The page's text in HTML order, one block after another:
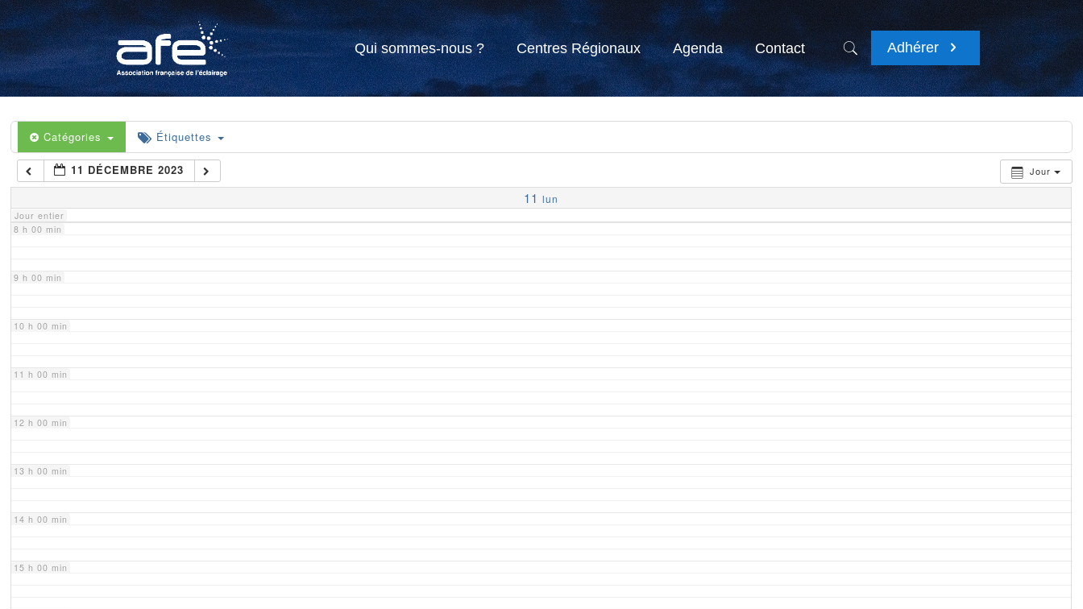
Qui sommes-nous ? Centres Régionaux Agenda Contact Adhérer
Catégories Étiquettes
Jour
11 DÉCEMBRE 2023
11 lun
Jour entier
4 h 00 min
5 h 00 min
6 h 00 min
7 h 00 min
8 h 00 min
9 h 00 min
10 h 00 min
11 h 00 min
12 h 00 min
13 h 00 min
14 h 00 min
15 h 00 min